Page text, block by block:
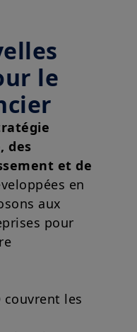
le
des
et de
en
aux
pour
couvrent les